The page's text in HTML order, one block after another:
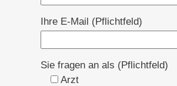
Ihre E-Mail (Pflichtfeld)
Sie fragen an als (Pflichtfeld)
Arzt